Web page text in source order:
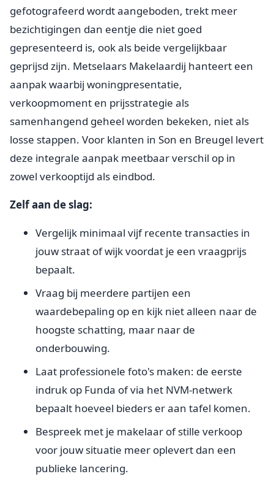
gefotografeerd wordt aangeboden, trekt meer
bezichtigingen dan eentje die niet goed
gepresenteerd is, ook als beide vergelijkbaar
geprijsd zijn. Metselaars Makelaardij hanteert een
aanpak waarbij woningpresentatie,
verkoopmoment en prijsstrategie als
samenhangend geheel worden bekeken, niet als
losse stappen. Voor klanten in Son en Breugel levert
deze integrale aanpak meetbaar verschil op in
zowel verkooptijd als eindbod.
Zelf aan de slag:
Vergelijk minimaal vijf recente transacties in
jouw straat of wijk voordat je een vraagprijs
bepaalt.
Vraag bij meerdere partijen een
waardebepaling op en kijk niet alleen naar de
hoogste schatting, maar naar de
onderbouwing.
Laat professionele foto's maken: de eerste
indruk op Funda of via het NVM-netwerk
bepaalt hoeveel bieders er aan tafel komen.
Bespreek met je makelaar of stille verkoop
voor jouw situatie meer oplevert dan een
publieke lancering.